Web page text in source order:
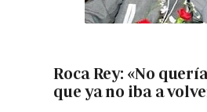
Roca Rey: «No
que ya no iba a